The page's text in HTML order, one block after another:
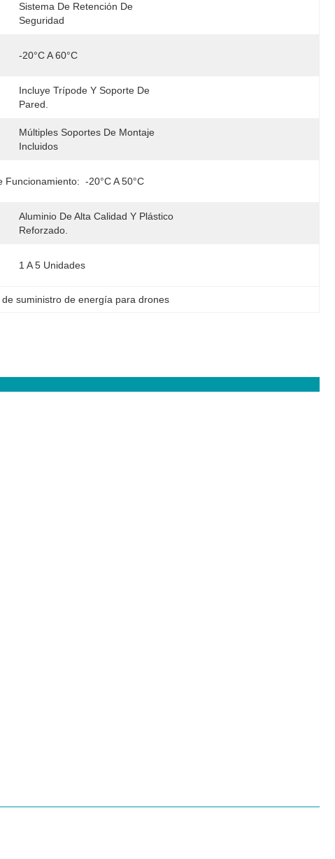
Sistema De Retención De
Seguridad
-20°C A 60°C
Incluye Trípode Y Soporte De
Pared.
Múltiples Soportes De Montaje
Incluidos
Funcionamiento: -20°C A 50°C
Aluminio De Alta Calidad Y Plástico
Reforzado.
1 A 5 Unidades
suministro de energía para drones